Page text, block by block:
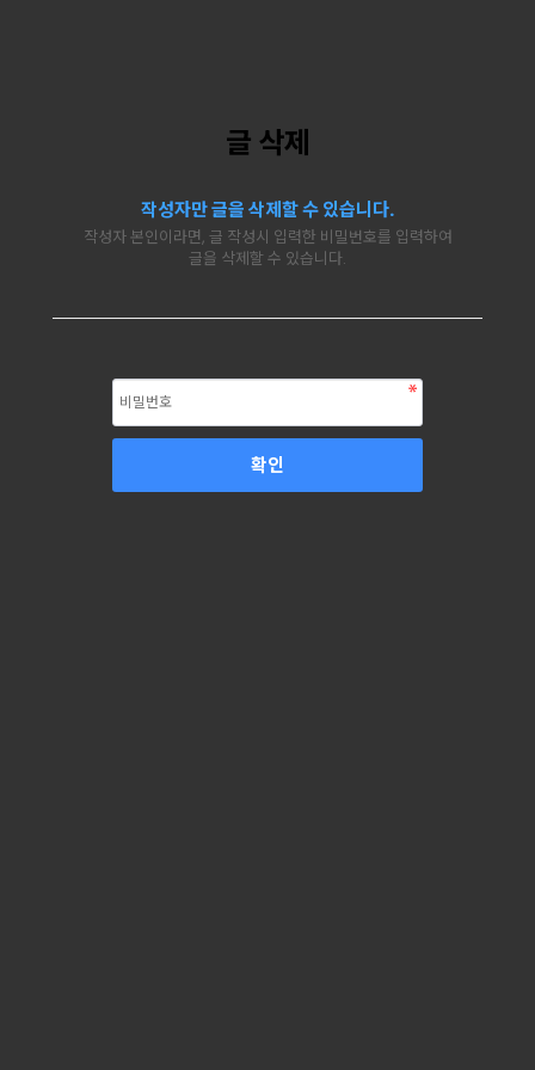
글 삭제
작성자만 글을 삭제할 수 있습니다.
작성자 본인이라면, 글 작성시 입력한 비밀번호를 입력하여
글을 삭제할 수 있습니다.